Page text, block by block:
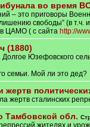
во время
– это приговоры
свободы” (в т.ч.
ЦАМО ( с сайта http://
(1880)
Юзефовского
семьи. Мой ли это дед?
жертв
жертв сталинских
Тамбовской обл.
жителях и